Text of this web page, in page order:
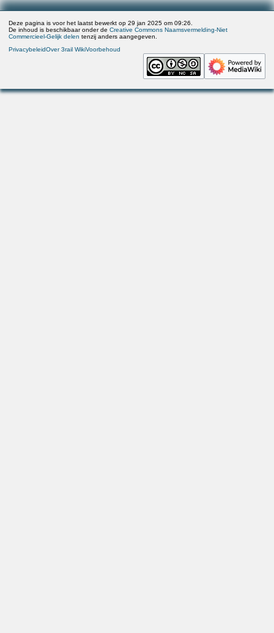
Deze pagina is voor het laatst bewerkt op 29 jan 2025 om 09:26.
De inhoud is beschikbaar onder deCreative Commons Naamsvermelding-Niet
Commercieel-Gelijk delen tenzij anders aangegeven.
PrivacybeleidOver 3rail WikiVoorbehoud